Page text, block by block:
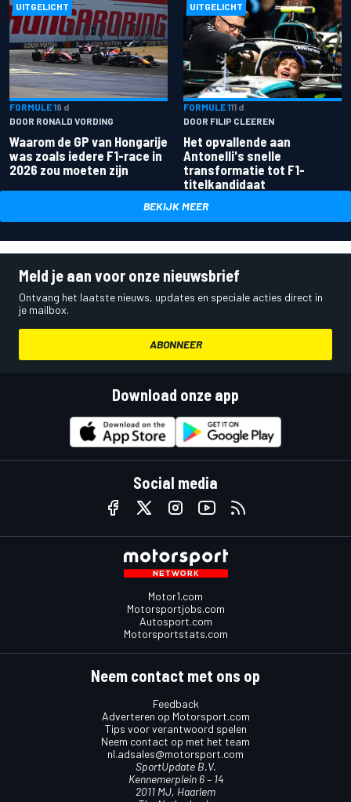
UITGELICHT
FORMULE 19 d
DOOR RONALD VORDING
Waarom de GP van Hongarije
was zoals iedere F1-race in
2026 zou moeten zijn
UITGELICHT
FORMULE 111 d
DOOR FILIP CLEEREN
Het opvallende aan
Antonelli's snelle
transformatie tot F1-
titelkandidaat
BEKIJK MEER
Meld je aan voor onze nieuwsbrief
Ontvang het laatste nieuws, updates en speciale acties direct in
je mailbox.
ABONNEER
Download onze app
Social media
Motor1.com
Motorsportjobs.com
Autosport.com
Motorsportstats.com
Neem contact met ons op
Feedback
Adverteren op Motorsport.com
Tips voor verantwoord spelen
Neem contact op met het team
nl.adsales@motorsport.com
SportUpdate B.V.
Kennemerplein 6 – 14
2011 MJ, Haarlem